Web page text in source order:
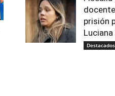
prisión
Destacados